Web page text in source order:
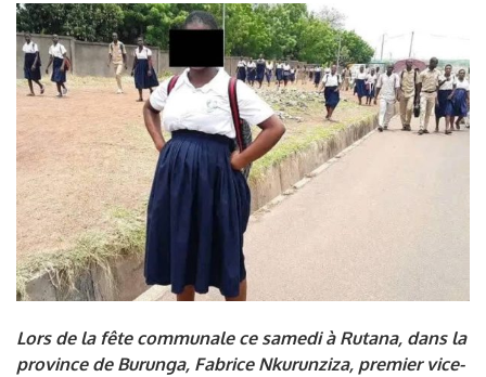
Lors de la fête communale ce samedi à Rutana, dans la
province de Burunga, Fabrice Nkurunziza, premier vice-